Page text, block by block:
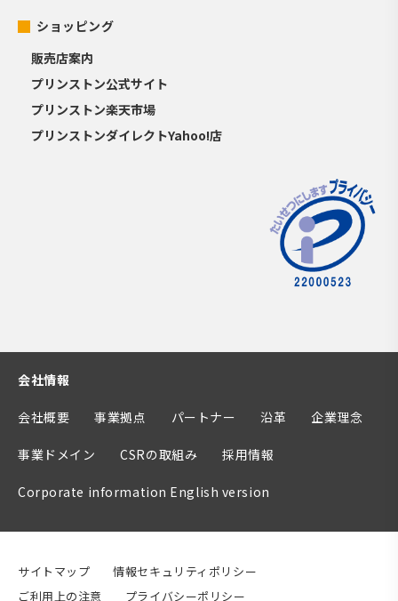
ショッピング
販売店案内
プリンストン公式サイト
プリンストン楽天市場
プリンストンダイレクトYahoo!店
会社情報
会社概要 事業拠点 パートナー 沿革 企業理念
事業ドメイン CSRの取組み 採用情報
Corporate information English version
サイトマップ
情報セキュリティポリシー
ご利用上の注意
プライバシーポリシー